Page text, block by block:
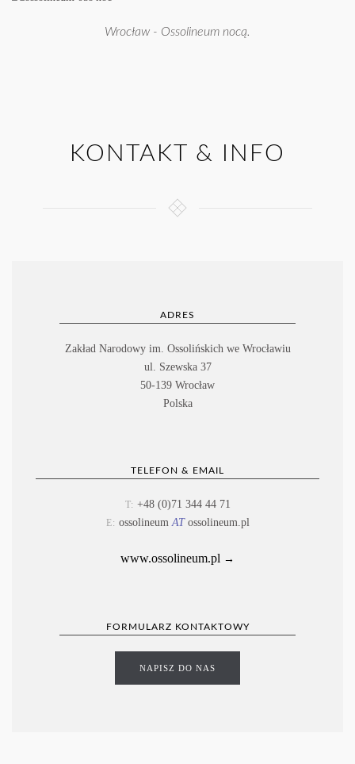
Wrocław - Ossolineum nocą.
KONTAKT & INFO
ADRES
Zakład Narodowy im. Ossolińskich we Wrocławiu
ul. Szewska 37
50-139 Wrocław
Polska
TELEFON & EMAIL
T: +48 (0)71 344 44 71
E: ossolineumAT ossolineum.pl
www.ossolineum.pl →
FORMULARZ KONTAKTOWY
NAPISZ DO NAS